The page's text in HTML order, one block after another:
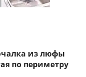
из люфы
по периметру